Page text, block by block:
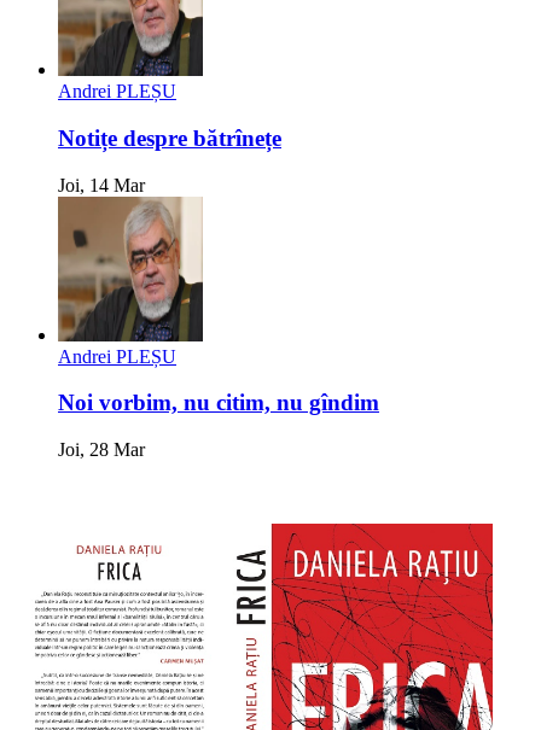
Andrei PLEȘU
Notițe despre bătrînețe
Joi, 14 Mar
Andrei PLEȘU
Noi vorbim, nu citim, nu gîndim
Joi, 28 Mar